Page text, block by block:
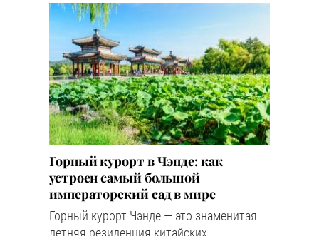
Горный курорт в Чэнде: как
устроен самый большой
императорский сад в мире
Горный курорт Чэнде — это знаменитая
летняя резиденция китайских